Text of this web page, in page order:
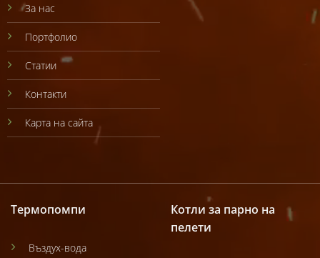
За нас
Портфолио
Статии
Контакти
Карта на сайта
Термопомпи
Въздух-вода
Котли за парно на
пелети